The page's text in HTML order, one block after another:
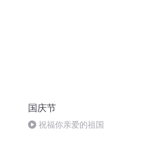
国庆节
祝福你亲爱的祖国